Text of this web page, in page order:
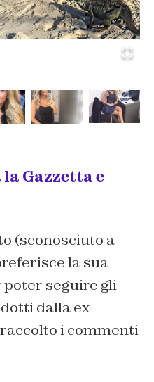
Gazzetta e
(sconosciuto a
la sua
poter seguire gli
dalla ex
i commenti